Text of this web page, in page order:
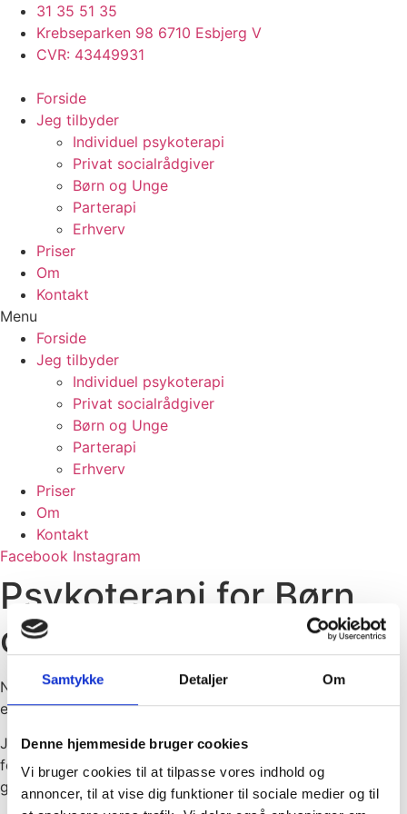
Samtykke Detaljer Om
Denne hjemmeside bruger cookies
Vi bruger cookies til at tilpasse vores indhold og
annoncer, til at vise dig funktioner til sociale medier og til
Videre
indhold
31 35 51 35
Krebseparken 98 6710 Esbjerg V
CVR: 43449931
Forside
Jeg tilbyder
Individuel psykoterapi
Privat socialrådgiver
Børn og Unge
Parterapi
Erhverv
Priser
Om
Kontakt
Menu
Forside
Jeg tilbyder
Individuel psykoterapi
Privat socialrådgiver
Børn og Unge
Parterapi
Erhverv
Priser
Om
Kontakt
Facebook Instagram
Psykoterapi for Børn
og Unge
Når livet føles svært, kan det være en hjælp at tale med
en, der lytter – uden at dømme, uden krav.
Jeg tilbyder psykoterapi til børn og unge, som har brug
for støtte, forståelse og nye måder at håndtere det, der
gør ondt.